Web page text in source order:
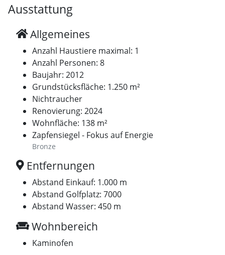
Ausstattung
Allgemeines
Anzahl Haustiere maximal: 1
Anzahl Personen: 8
Baujahr: 2012
Grundstücksfläche: 1.250 m²
Nichtraucher
Renovierung: 2024
Wohnfläche: 138 m²
Zapfensiegel - Fokus auf Energie
Bronze
Entfernungen
Abstand Einkauf: 1.000 m
Abstand Golfplatz: 7000
Abstand Wasser: 450 m
Wohnbereich
Kaminofen